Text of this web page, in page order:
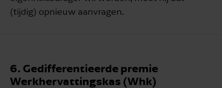
(tijdig) opnieuw aanvragen.
6. Gedifferentieerde premie
Werkhervattingskas (Whk)